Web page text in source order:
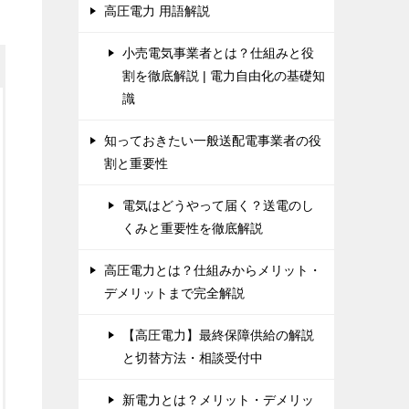
高圧電力 用語解説
小売電気事業者とは？仕組みと役
割を徹底解説 | 電力自由化の基礎知
識
知っておきたい一般送配電事業者の役
割と重要性
電気はどうやって届く？送電のし
くみと重要性を徹底解説
高圧電力とは？仕組みからメリット・
デメリットまで完全解説
【高圧電力】最終保障供給の解説
と切替方法・相談受付中
新電力とは？メリット・デメリッ